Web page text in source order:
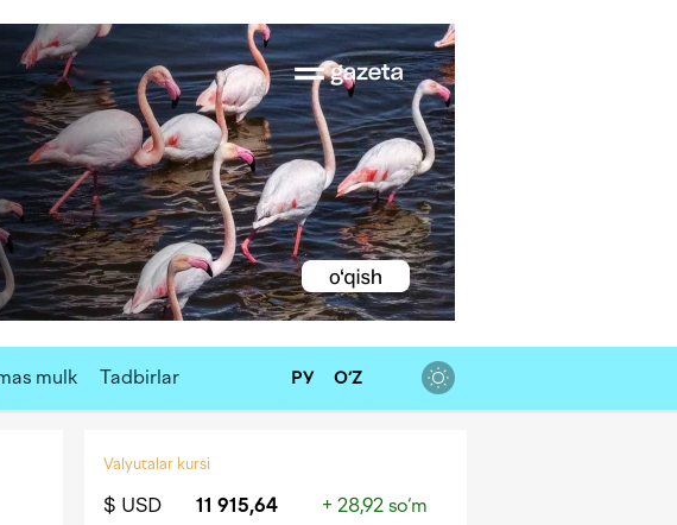
mulk Tadbirlar РУ O‘Z
Valyutalar kursi
$ USD 11 915,64
+ 28,92 so‘m